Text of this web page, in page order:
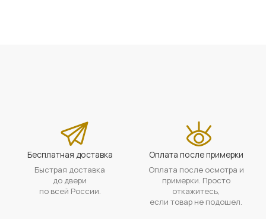
Бесплатная доставка
Быстрая доставка
до двери
по всей России.
Оплата после примерки
Оплата после осмотра и
примерки. Просто
откажитесь,
если товар не подошел.